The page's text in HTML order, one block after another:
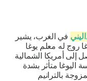
في الغرب، يشير
روج له معلم يوغا
أمريكا الشمالية
اليوغا متأثر بشدة
بالترانيم